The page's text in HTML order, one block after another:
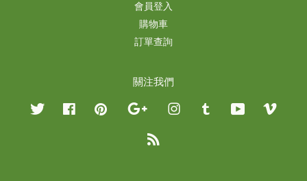
會員登入
購物車
訂單查詢
關注我們
Twitter Facebook Pinterest Google InstagramTumblr YouTube